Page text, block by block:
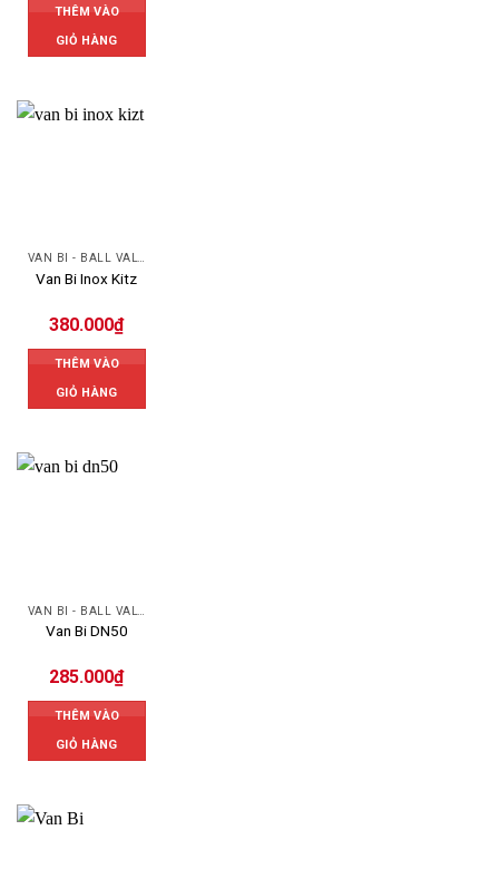
THÊM VÀO
GIỎ HÀNG
VAN BI - BALL VALVES
Van Bi Inox Kitz
380.000₫
THÊM VÀO
GIỎ HÀNG
Van Bi DN50
285.000₫
THÊM VÀO
GIỎ HÀNG